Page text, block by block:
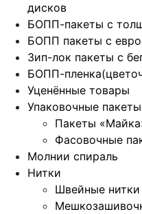
дисков
БОПП-пакеты с
БОПП пакеты с
Зип-лок пакеты с
БОПП-
Уценённые товары
Упаковочные пакеты
Пакеты
Фасовочные
Молнии спираль
Нитки
Швейные нитки